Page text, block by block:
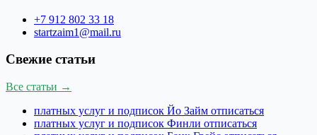
+7 912 802 33 18
startzaim1@mail.ru
Свежие статьи
Все статьи →
платных услуг и подписок Йо Займ отписаться
платных услуг и подписок Финли отписаться